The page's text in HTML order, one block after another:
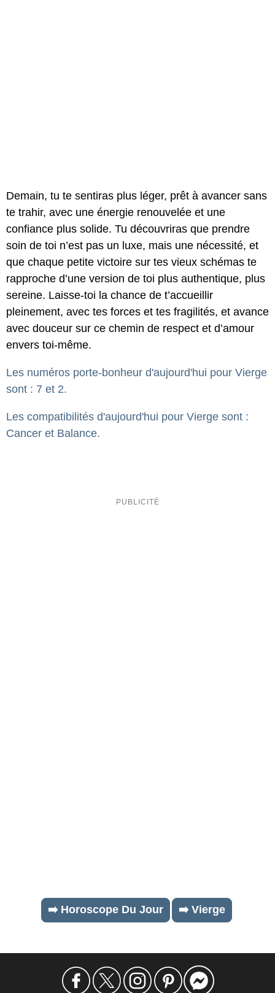
Demain, tu te sentiras plus léger, prêt à avancer sans
te trahir, avec une énergie renouvelée et une
confiance plus solide. Tu découvriras que prendre
soin de toi n’est pas un luxe, mais une nécessité, et
que chaque petite victoire sur tes vieux schémas te
rapproche d’une version de toi plus authentique, plus
sereine. Laisse-toi la chance de t’accueillir
pleinement, avec tes forces et tes fragilités, et avance
avec douceur sur ce chemin de respect et d’amour
envers toi-même.
Les numéros porte-bonheur d'aujourd'hui pour Vierge
sont : 7 et 2.
Les compatibilités d'aujourd'hui pour Vierge sont :
Cancer et Balance.
➡️ Horoscope Du Jour ➡️ Vierge